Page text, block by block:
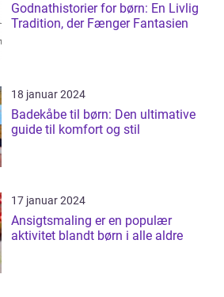
Godnathistorier for børn: En Livlig
Tradition, der Fænger Fantasien
18 januar 2024
Badekåbe til børn: Den ultimative
guide til komfort og stil
17 januar 2024
Ansigtsmaling er en populær
aktivitet blandt børn i alle aldre